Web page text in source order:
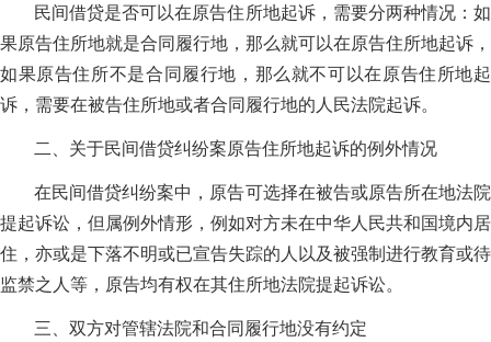
民间借贷是否可以在原告住所地起诉，需要分两种情况：如
果原告住所地就是合同履行地，那么就可以在原告住所地起诉，
如果原告住所不是合同履行地，那么就不可以在原告住所地起
诉，需要在被告住所地或者合同履行地的人民法院起诉。
二、关于民间借贷纠纷案原告住所地起诉的例外情况
在民间借贷纠纷案中，原告可选择在被告或原告所在地法院
提起诉讼，但属例外情形，例如对方未在中华人民共和国境内居
住，亦或是下落不明或已宣告失踪的人以及被强制进行教育或待
监禁之人等，原告均有权在其住所地法院提起诉讼。
三、双方对管辖法院和合同履行地没有约定